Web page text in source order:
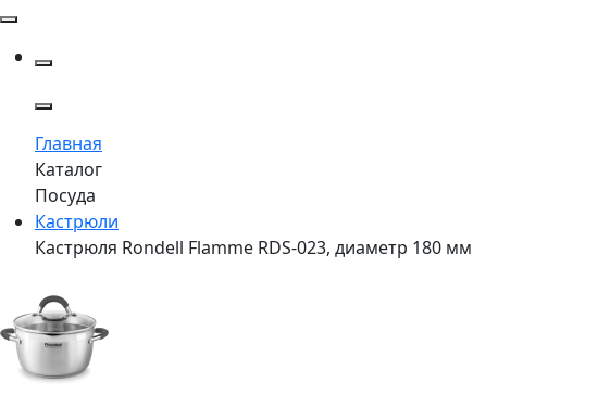
Главная
Каталог
Посуда
Кастрюли
Кастрюля Rondell Flamme RDS-023, диаметр 180 мм